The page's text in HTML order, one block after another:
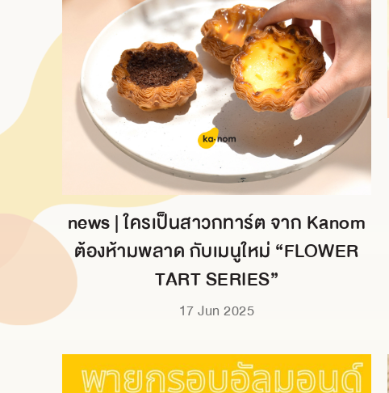
news | ใครเป็นสาวกทาร์ต จาก Kanom
ต้องห้ามพลาด กับเมนูใหม่ “FLOWER
TART SERIES”
17 Jun 2025